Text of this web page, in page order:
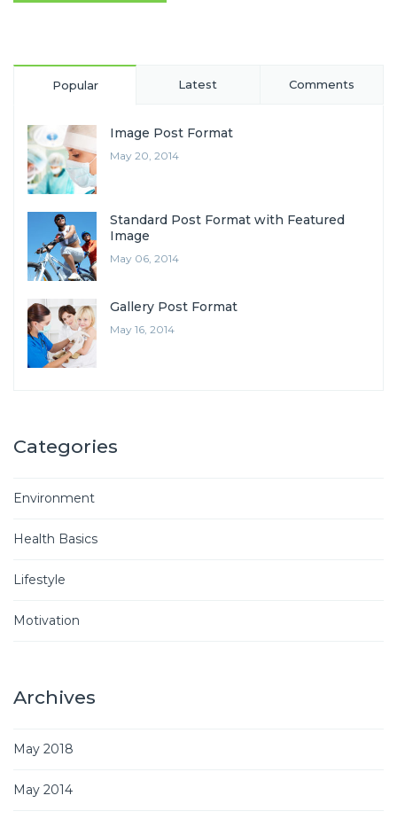
Popular Latest Comments
Image Post Format
May 20, 2014
Standard Post Format with Featured
Image
May 06, 2014
Gallery Post Format
May 16, 2014
Categories
Environment
Health Basics
Lifestyle
Motivation
Archives
May 2018
May 2014